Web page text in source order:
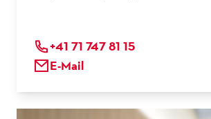
+41 71 747 81 15
E-Mail